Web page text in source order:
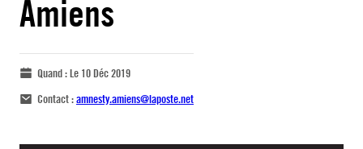
Amiens
Quand :Le 10 Déc 2019
Contact :amnesty.amiens@laposte.net